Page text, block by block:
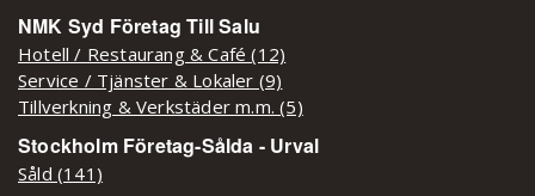
NMK Syd Företag Till Salu
Hotell / Restaurang & Café (12)
Service / Tjänster & Lokaler (9)
Tillverkning & Verkstäder m.m. (5)
Stockholm Företag-Sålda - Urval
Såld (141)